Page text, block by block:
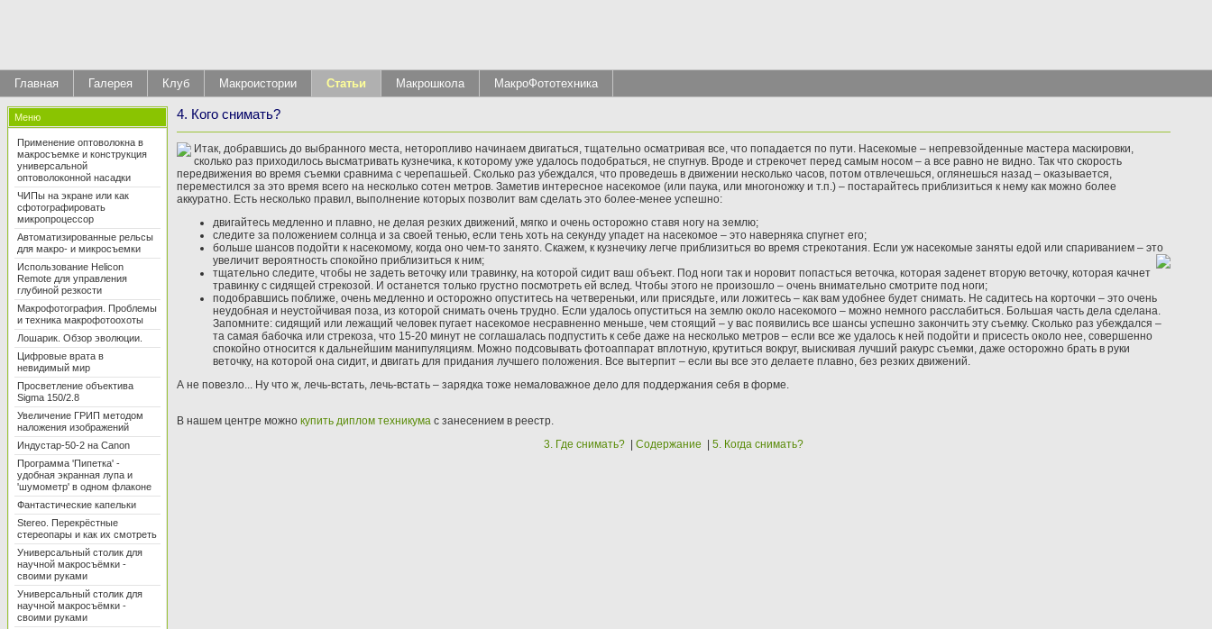
Главная Галерея Клуб Макроистории Статьи Макрошкола МакроФототехника
Меню
Применение оптоволокна в
макросъемке и конструкция
универсальной
оптоволоконной насадки
ЧИПы на экране или как
сфотографировать
микропроцессор
Автоматизированные рельсы
для макро- и микросъемки
Использование Helicon
Remote для управления
глубиной резкости
Макрофотография. Проблемы
и техника макрофотоохоты
Лошарик. Обзор эволюции.
Цифровые врата в
невидимый мир
Просветление объектива
Sigma 150/2.8
Увеличение ГРИП методом
наложения изображений
Индустар-50-2 на Canon
Программа 'Пипетка' -
удобная экранная лупа и
'шумометр' в одном флаконе
Фантастические капельки
Stereo. Перекрёстные
стереопары и как их смотреть
Универсальный столик для
научной макросъёмки -
своими руками
Универсальный столик для
научной макросъёмки -
своими руками
4. Кого снимать?
Итак, добравшись до выбранного места, неторопливо начинаем двигаться, тщательно осматривая все, что попадается по пути. Насекомые – непревзойденные мастера маскировки,
сколько раз приходилось высматривать кузнечика, к которому уже удалось подобраться, не спугнув. Вроде и стрекочет перед самым носом – а все равно не видно. Так что скорость
передвижения во время съемки сравнима с черепашьей. Сколько раз убеждался, что проведешь в движении несколько часов, потом отвлечешься, оглянешься назад – оказывается,
переместился за это время всего на несколько сотен метров. Заметив интересное насекомое (или паука, или многоножку и т.п.) – постарайтесь приблизиться к нему как можно более
аккуратно. Есть несколько правил, выполнение которых позволит вам сделать это более-менее успешно:
двигайтесь медленно и плавно, не делая резких движений, мягко и очень осторожно ставя ногу на землю;
следите за положением солнца и за своей тенью, если тень хоть на секунду упадет на насекомое – это наверняка спугнет его;
больше шансов подойти к насекомому, когда оно чем-то занято. Скажем, к кузнечику легче приблизиться во время стрекотания. Если уж насекомые заняты едой или спариванием – это
увеличит вероятность спокойно приблизиться к ним;
тщательно следите, чтобы не задеть веточку или травинку, на которой сидит ваш объект. Под ноги так и норовит попасться веточка, которая заденет вторую веточку, которая качнет
травинку с сидящей стрекозой. И останется только грустно посмотреть ей вслед. Чтобы этого не произошло – очень внимательно смотрите под ноги;
подобравшись поближе, очень медленно и осторожно опуститесь на четвереньки, или присядьте, или ложитесь – как вам удобнее будет снимать. Не садитесь на корточки – это очень
неудобная и неустойчивая поза, из которой снимать очень трудно. Если удалось опуститься на землю около насекомого – можно немного расслабиться. Большая часть дела сделана.
Запомните: сидящий или лежащий человек пугает насекомое несравненно меньше, чем стоящий – у вас появились все шансы успешно закончить эту съемку. Сколько раз убеждался –
та самая бабочка или стрекоза, что 15-20 минут не соглашалась подпустить к себе даже на несколько метров – если все же удалось к ней подойти и присесть около нее, совершенно
спокойно относится к дальнейшим манипуляциям. Можно подсовывать фотоаппарат вплотную, крутиться вокруг, выискивая лучший ракурс съемки, даже осторожно брать в руки
веточку, на которой она сидит, и двигать для придания лучшего положения. Все вытерпит – если вы все это делаете плавно, без резких движений.
А не повезло... Ну что ж, лечь-встать, лечь-встать – зарядка тоже немаловажное дело для поддержания себя в форме.
В нашем центре можно купить диплом техникума с занесением в реестр.
3. Где снимать?
Содержание 5. Когда снимать?